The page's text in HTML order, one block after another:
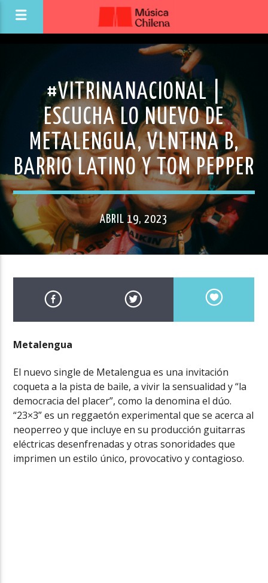
#VITRINANACIONAL |
ESCUCHA LO NUEVO DE
METALENGUA, VLNTINA B,
BARRIO LATINO Y TOM PEPPER
ABRIL 19, 2023
Metalengua
El nuevo single de Metalengua es una invitación
coqueta a la pista de baile, a vivir la sensualidad y “la
democracia del placer”, como la denomina el dúo.
“23×3” es un reggaetón experimental que se acerca al
neoperreo y que incluye en su producción guitarras
eléctricas desenfrenadas y otras sonoridades que
imprimen un estilo único, provocativo y contagioso.